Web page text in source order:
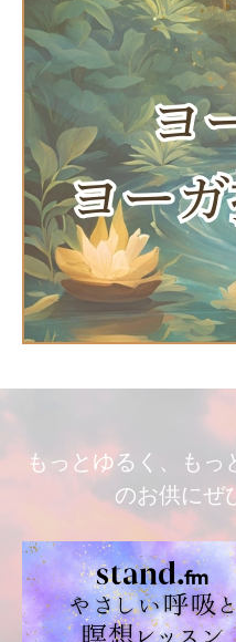
もっとゆるく、もっ
のお供にぜ